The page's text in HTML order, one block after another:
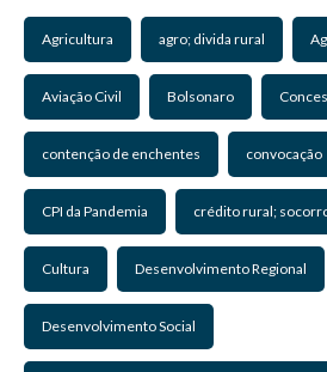
Agricultura agro; divida rural
Aviação Civil Bolsonaro
contenção de enchentes convocação
CPI da Pandemia crédito rural;
Cultura Desenvolvimento Regional
Desenvolvimento Social